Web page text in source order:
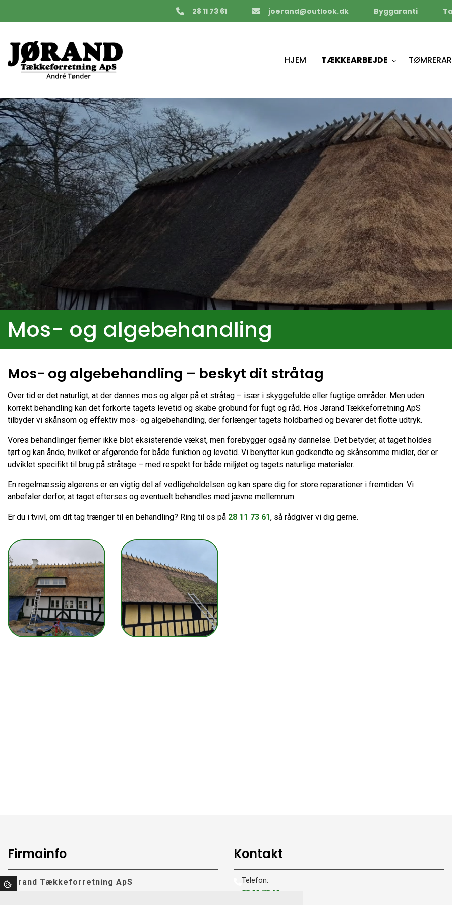
28 11 73 61 joerand@outlook.dk Byggaranti
HJEM TÆKKEARBEJDE
Mos- og algebehandling
Mos- og algebehandling – beskyt dit stråtag
Over tid er det naturligt, at der dannes mos og alger på et stråtag – især i skyggefulde eller fugtige områder. Men uden
korrekt behandling kan det forkorte tagets levetid og skabe grobund for fugt og råd. Hos Jørand Tækkeforretning ApS
tilbyder vi skånsom og effektiv mos- og algebehandling, der forlænger tagets holdbarhed og bevarer det flotte udtryk.
Vores behandlinger fjerner ikke blot eksisterende vækst, men forebygger også ny dannelse. Det betyder, at taget holdes
tørt og kan ånde, hvilket er afgørende for både funktion og levetid. Vi benytter kun godkendte og skånsomme midler, der er
udviklet specifikt til brug på stråtage – med respekt for både miljøet og tagets naturlige materialer.
En regelmæssig algerens er en vigtig del af vedligeholdelsen og kan spare dig for store reparationer i fremtiden. Vi
anbefaler derfor, at taget efterses og eventuelt behandles med jævne mellemrum.
Er du i tvivl, om dit tag trænger til en behandling? Ring til os på 28 11 73 61, så rådgiver vi dig gerne.
Firmainfo
Jørand Tækkeforretning ApS
Kontakt
Telefon:
28 11 73 61